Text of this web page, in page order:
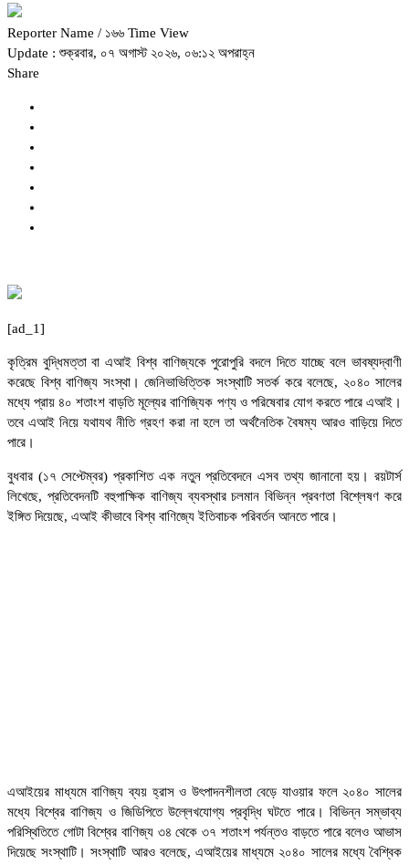
Reporter Name / ১৬৬ Time View
Update : শুক্রবার, ০৭ অগাস্ট ২০২৬, ০৬:১২ অপরাহ্ন
Share
[ad_1]
কৃত্রিম বুদ্ধিমত্তা বা এআই বিশ্ব বাণিজ্যকে পুরোপুরি বদলে দিতে যাচ্ছে বলে ভাবষ্যদ্বাণী
করেছে বিশ্ব বাণিজ্য সংস্থা। জেনিভাভিত্তিক সংস্থাটি সতর্ক করে বলেছে, ২০৪০ সালের
মধ্যে প্রায় ৪০ শতাংশ বাড়তি মূল্যের বাণিজ্যিক পণ্য ও পরিষেবার যোগ করতে পারে এআই।
তবে এআই নিয়ে যথাযথ নীতি গ্রহণ করা না হলে তা অর্থনৈতিক বৈষম্য আরও বাড়িয়ে দিতে
পারে।
বুধবার (১৭ সেপ্টেম্বর) প্রকাশিত এক নতুন প্রতিবেদনে এসব তথ্য জানানো হয়। রয়টার্স
লিখেছে, প্রতিবেদনটি বহুপাক্ষিক বাণিজ্য ব্যবস্থার চলমান বিভিন্ন প্রবণতা বিশ্লেষণ করে
ইঙ্গিত দিয়েছে, এআই কীভাবে বিশ্ব বাণিজ্যে ইতিবাচক পরিবর্তন আনতে পারে।
এআইয়ের মাধ্যমে বাণিজ্য ব্যয় হ্রাস ও উৎপাদনশীলতা বেড়ে যাওয়ার ফলে ২০৪০ সালের
মধ্যে বিশ্বের বাণিজ্য ও জিডিপিতে উল্লেখযোগ্য প্রবৃদ্ধি ঘটতে পারে। বিভিন্ন সম্ভাব্য
পরিস্থিতিতে গোটা বিশ্বের বাণিজ্য ৩৪ থেকে ৩৭ শতাংশ পর্যন্তও বাড়তে পারে বলেও আভাস
দিয়েছে সংস্থাটি। সংস্থাটি আরও বলেছে, এআইয়ের মাধ্যমে ২০৪০ সালের মধ্যে বৈশ্বিক